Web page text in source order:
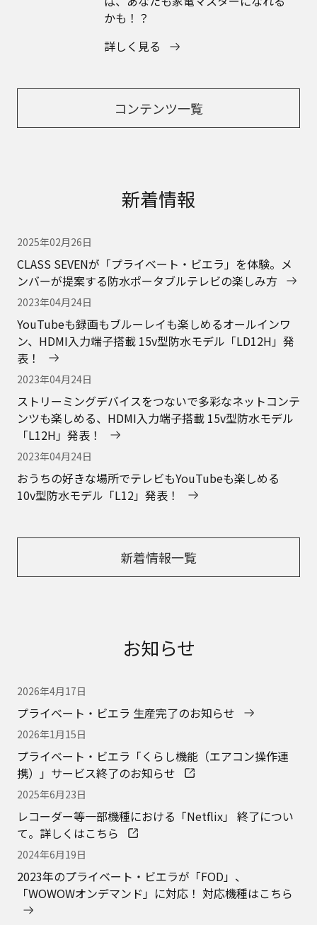
かも！？
詳しく見る
コンテンツ一覧
新着情報
2025年02月26日
CLASS SEVENが「プライベート・ビエラ」を体験。メ
ンバーが提案する防水ポータブルテレビの楽しみ方
2023年04月24日
YouTubeも録画もブルーレイも楽しめるオールインワ
ン、HDMI入力端子搭載 15v型防水モデル「LD12H」発
表！
2023年04月24日
ストリーミングデバイスをつないで多彩なネットコンテ
ンツも楽しめる、HDMI入力端子搭載 15v型防水モデル
「L12H」発表！
2023年04月24日
おうちの好きな場所でテレビもYouTubeも楽しめる
10v型防水モデル「L12」発表！
新着情報一覧
お知らせ
2026年4月17日
プライベート・ビエラ 生産完了のお知らせ
2026年1月15日
プライベート・ビエラ「くらし機能（エアコン操作連
携）」サービス終了のお知らせ
2025年6月23日
レコーダー等一部機種における「Netflix」 終了につい
て。詳しくはこちら
2024年6月19日
2023年のプライベート・ビエラが「FOD」、
「WOWOWオンデマンド」に対応！ 対応機種はこちら